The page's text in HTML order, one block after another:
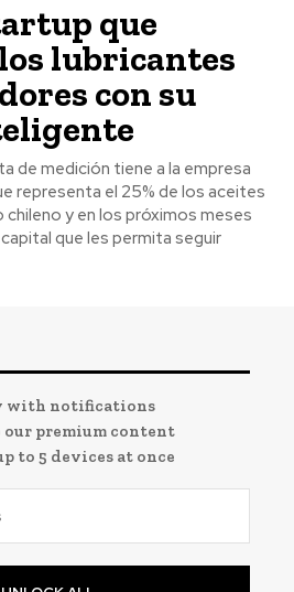
que
lubricantes
con su
de medición tiene a la empresa
representa el 25% de los aceites
y en los próximos meses
que les permita seguir
with notifications
our premium content
to 5 devices at once